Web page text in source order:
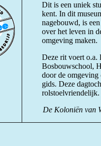
Dit is een uniek
kent. In dit
nagebouwd, is
over het leven in
omgeving maken.
Deze rit voert o.a.
Bosbouwschool,
door de omgeving
gids. Deze
rolstoelvriendelijk.
De Koloniën van